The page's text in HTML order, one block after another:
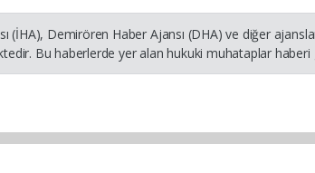
(İHA), Demirören Haber Ajansı (DHA) ve diğer
Bu haberlerde yer alan hukuki muhataplar